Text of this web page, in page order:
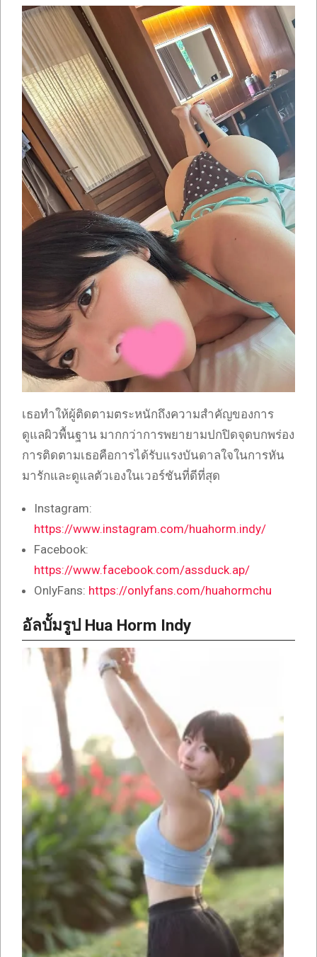
เธอทำให้ผู้ติดตามตระหนักถึงความสำคัญของการ
ดูแลผิวพื้นฐาน มากกว่าการพยายามปกปิดจุดบกพร่อง
การติดตามเธอคือการได้รับแรงบันดาลใจในการหัน
มารักและดูแลตัวเองในเวอร์ชันที่ดีที่สุด
Instagram:
https://www.instagram.com/huahorm.indy/
Facebook:
https://www.facebook.com/assduck.ap/
OnlyFans: https://onlyfans.com/huahormchu
อัลบั้มรูป Hua Horm Indy